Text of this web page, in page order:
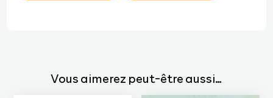
Vous aimerez peut-être aussi…